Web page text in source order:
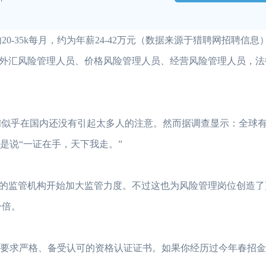
35k每月，约为年薪24-42万元（数据来源于猎聘网招聘信息
汇风险管理人员、价格风险管理人员、经营风险管理人员，
乎在国内还没有引起太多人的注意。然而据调查显示：全球
说“一证在手，天下我走。”
监管机构开始加大监管力度。不过这也为风险管理岗位创造
。
求严格、备受认可的资格认证证书。如果你经历过今年春招